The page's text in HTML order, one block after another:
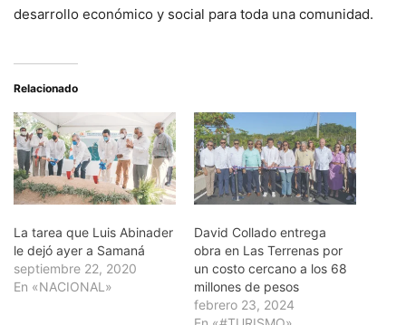
desarrollo económico y social para toda una comunidad.
Relacionado
La tarea que Luis Abinader
le dejó ayer a Samaná
septiembre 22, 2020
En «NACIONAL»
David Collado entrega
obra en Las Terrenas por
un costo cercano a los 68
millones de pesos
febrero 23, 2024